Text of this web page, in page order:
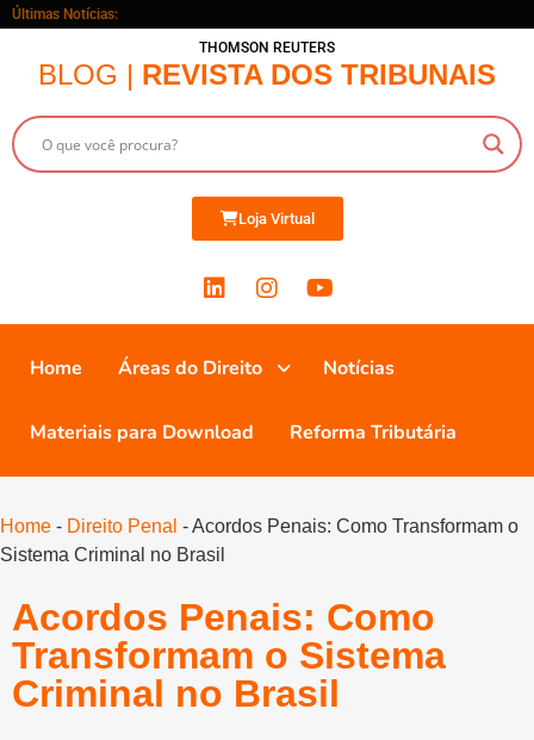
Últimas Notícias:
THOMSON REUTERS
BLOG | REVISTA DOS TRIBUNAIS
Loja Virtual
Home Áreas do Direito Notícias
Materiais para Download Reforma Tributária
Home - Direito Penal -Acordos Penais: Como Transformam o
Sistema Criminal no Brasil
Acordos Penais: Como
Transformam o Sistema
Criminal no Brasil